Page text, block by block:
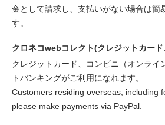
金として請求し、支払いがない場合は簡
す。
クロネコwebコレクト(クレジットカー
クレジットカード、コンビニ（オンライ
トバンキングがご利用になれます。
Customers residing overseas, including
please make payments via PayPal.